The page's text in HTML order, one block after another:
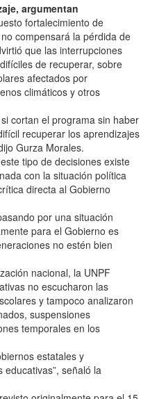
argumentan
fortalecimiento de
compensará la pérdida de
que las interrupciones
de recuperar, sobre
afectados por
climáticos y otros
cortan el programa sin haber
recuperar los aprendizajes
Gurza Morales.
tipo de decisiones existe
con la situación política
directa al Gobierno
por una situación
para el Gobierno es
no estén bien
nacional, la UNPF
no escucharon las
y tampoco analizaron
suspensiones
temporales en los
estatales y
señaló la